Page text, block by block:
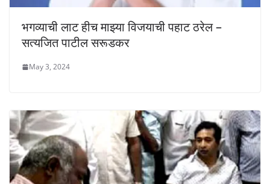
भगव्याची लाट हीच माझ्या विजयाची पहाट ठरेल –
सत्यजित पाटील सरूडकर
May 3, 2024